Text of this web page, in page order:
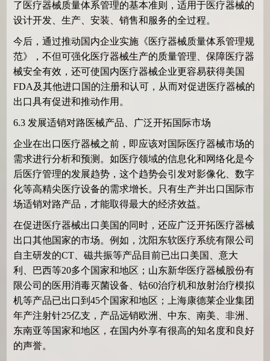
了医疗器械质量体系管理的基本准则，适用于医疗器械的
设计开发、生产、安装、销售和服务的全过程。
今后，通过推动国内企业实施《医疗器械质量体系管理规
范》，不但可强化医疗器械生产的质量管理、保障医疗器
械安全有效，还可使国内医疗器械企业更容易获得美国
FDA 及其他进口国的注册和认可，从而对促进医疗器械的
出口具有促进和推动作用。
6.3 发展适销对路医械产品、广泛开拓国际市场
企业在出口医疗器械之前，即应该对国际医疗器械市场的
需求进行分析和预测。如医疗领域的信息化和网络化是今
后医疗管理的发展趋势，这个趋势会引发对影像化、数字
化等高精尖医疗设备的需求增长。只有生产并出口国际市
场适销对路产品，才能取得最大的经济效益。
在促进医疗器械出口美国的同时，还应广泛开拓医疗器械
出口其他国家的市场。例如，沈阳东软医疗系统有限公司
自主研发的CT、磁共振等产品目前已出口美国、意大
利、巴西等20多个国家和地区；山东新华医疗器械股份有
限公司的医用消毒灭菌设备、钴60治疗机和放射治疗模拟
机等产品已出口到 45个国家和地区；上海康德莱企业集团
年产注射针25亿支，产品远销欧洲、中东、南美、非洲、
东南亚等国家和地区，在国内外享有很高的知名度和良好
的声誉。